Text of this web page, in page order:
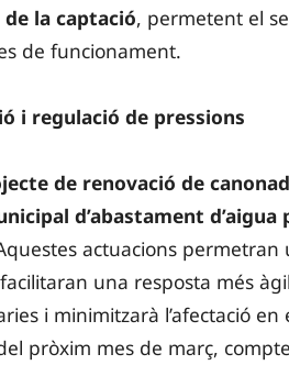
la captació, permetent el
de funcionament.
i regulació de pressions
de renovació de
d’abastament d’aigua
actuacions
una resposta més
i minimitzarà l’afectació en
pròxim mes de març,